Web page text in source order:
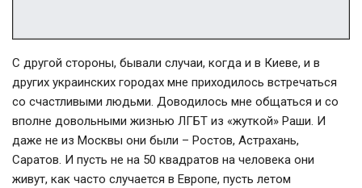
С другой стороны, бывали случаи, когда и в Киеве, и в
других украинских городах мне приходилось встречаться
со счастливыми людьми. Доводилось мне общаться и со
вполне довольными жизнью ЛГБТ из «жуткой» Раши. И
даже не из Москвы они были – Ростов, Астрахань,
Саратов. И пусть не на 50 квадратов на человека они
живут, как часто случается в Европе, пусть летом